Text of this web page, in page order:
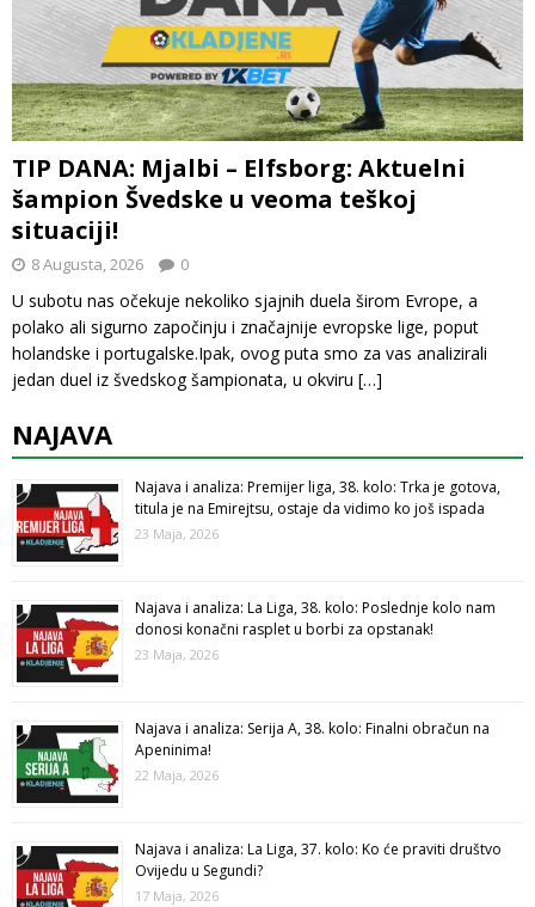
TIP DANA: Mjalbi – Elfsborg: Aktuelni
šampion Švedske u veoma teškoj
situaciji!
8 Augusta, 2026 0
U subotu nas očekuje nekoliko sjajnih duela širom Evrope, a
polako ali sigurno započinju i značajnije evropske lige, poput
holandske i portugalske.Ipak, ovog puta smo za vas analizirali
jedan duel iz švedskog šampionata, u okviru […]
NAJAVA
Najava i analiza: Premijer liga, 38. kolo: Trka je gotova,
titula je na Emirejtsu, ostaje da vidimo ko još ispada
23 Maja, 2026
Najava i analiza: La Liga, 38. kolo: Poslednje kolo nam
donosi konačni rasplet u borbi za opstanak!
23 Maja, 2026
Najava i analiza: Serija A, 38. kolo: Finalni obračun na
Apeninima!
22 Maja, 2026
Najava i analiza: La Liga, 37. kolo: Ko će praviti društvo
Ovijedu u Segundi?
17 Maja, 2026